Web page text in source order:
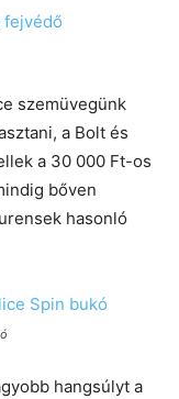
szemüvegünk
a Bolt és
a 30 000 Ft-os
bőven
hasonló
hangsúlyt a